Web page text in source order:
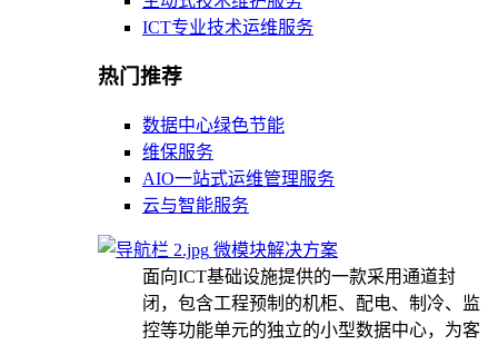
ICT专业技术运维服务
热门推荐
数据中心绿色节能
维保服务
AIO一站式运维管理服务
云与智能服务
微模块解决方案
面向ICT基础设施提供的一款采用通道封
闭，包含工程预制的机柜、配电、制冷、监
控等功能单元的独立的小型数据中心，为客